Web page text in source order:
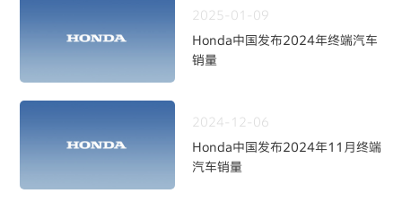
2025-01-09
Honda中国发布2024年终端汽车
销量
2024-12-06
Honda中国发布2024年11月终端
汽车销量